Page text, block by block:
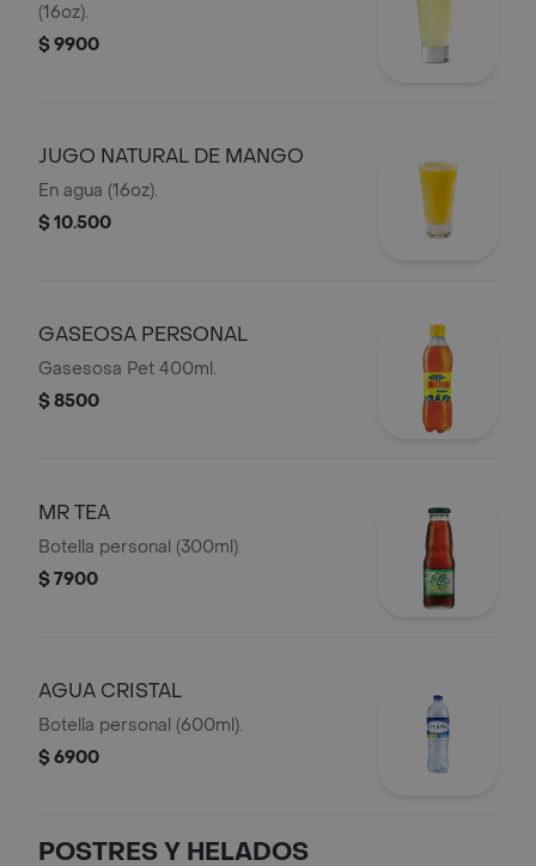
(16oz).
$ 9900
JUGO NATURAL DE MANGO
En agua (16oz).
$ 10.500
GASEOSA PERSONAL
Gasesosa Pet 400ml.
$ 8500
MR TEA
Botella personal (300ml).
$ 7900
AGUA CRISTAL
Botella personal (600ml).
$ 6900
POSTRES Y HELADOS